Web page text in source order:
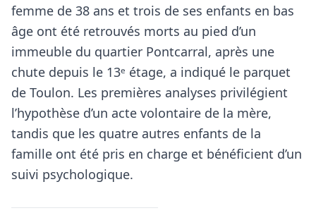
femme de 38 ans et trois de ses enfants en bas
âge ont été retrouvés morts au pied d’un
immeuble du quartier Pontcarral, après une
chute depuis le 13ᵉ étage, a indiqué le parquet
de Toulon. Les premières analyses privilégient
l’hypothèse d’un acte volontaire de la mère,
tandis que les quatre autres enfants de la
famille ont été pris en charge et bénéficient d’un
suivi psychologique.